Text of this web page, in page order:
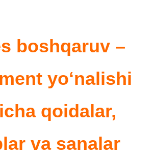
boshqaruv –
yoʻnalishi
qoidalar,
va sanalar